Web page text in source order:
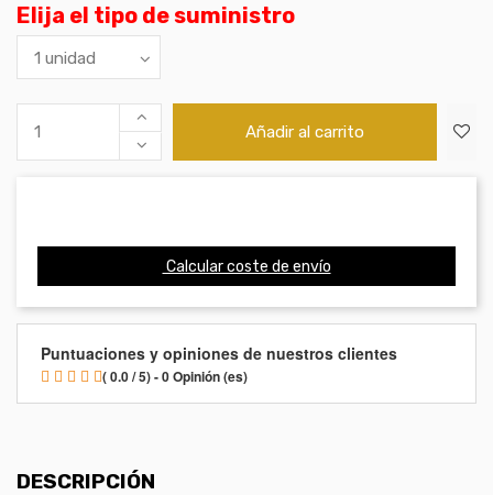
Elija el tipo de suministro
Añadir al carrito
Calcular coste de envío
Puntuaciones y opiniones de nuestros clientes
( 0.0 / 5) - 0 Opinión (es)
DESCRIPCIÓN